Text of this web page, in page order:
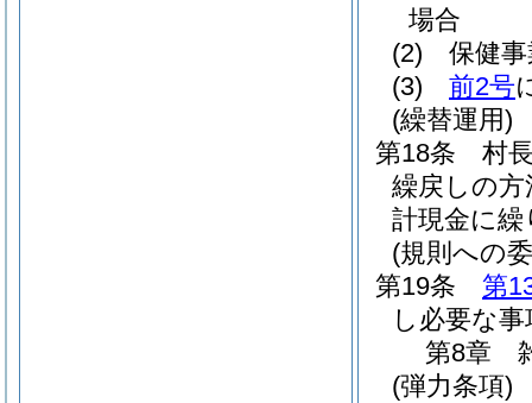
場合
(2)
保健
(3)
前2号
(繰替運用)
第18条
村
繰戻しの
計現金に
(規則への
第19条
第
し必要な
第8章
(弾力条項)